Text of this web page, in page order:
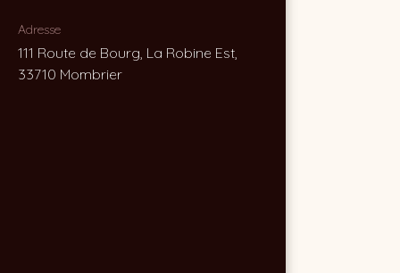
Adresse
111 Route de Bourg, La Robine Est,
33710 Mombrier
Adresse
111 Route de Bourg, La Robine Est,
33710 Mombrier